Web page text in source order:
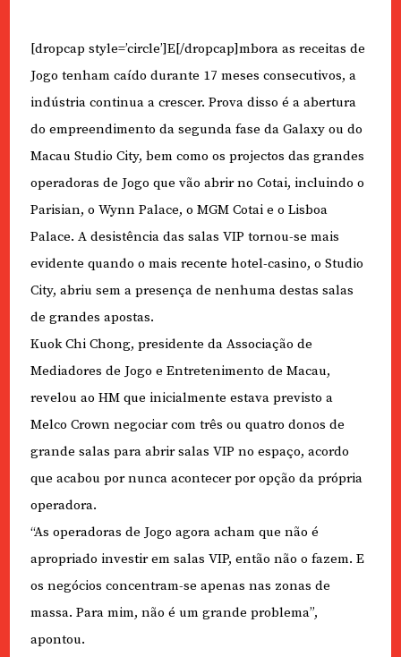
[dropcap style=’circle’]E[/dropcap]mbora as receitas de
Jogo tenham caído durante 17 meses consecutivos, a
indústria continua a crescer. Prova disso é a abertura
do empreendimento da segunda fase da Galaxy ou do
Macau Studio City, bem como os projectos das grandes
operadoras de Jogo que vão abrir no Cotai, incluindo o
Parisian, o Wynn Palace, o MGM Cotai e o Lisboa
Palace. A desistência das salas VIP tornou-se mais
evidente quando o mais recente hotel-casino, o Studio
City, abriu sem a presença de nenhuma destas salas
de grandes apostas.
Kuok Chi Chong, presidente da Associação de
Mediadores de Jogo e Entretenimento de Macau,
revelou ao HM que inicialmente estava previsto a
Melco Crown negociar com três ou quatro donos de
grande salas para abrir salas VIP no espaço, acordo
que acabou por nunca acontecer por opção da própria
operadora.
“As operadoras de Jogo agora acham que não é
apropriado investir em salas VIP, então não o fazem. E
os negócios concentram-se apenas nas zonas de
massa. Para mim, não é um grande problema”,
apontou.